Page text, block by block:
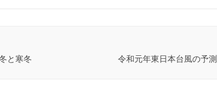
と寒冬 令和元年東日本台風の予